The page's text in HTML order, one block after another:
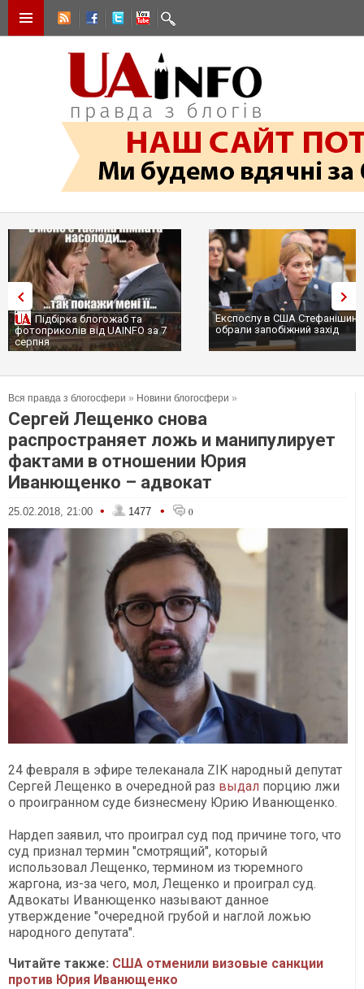
Підбірка блогожаб та
фотоприколів від UAINFO за 7
серпня
Експослу в США Стефанішиній
обрали запобіжний захід
Вся правда з блогосфери » Новини блогосфери »
Сергей Лещенко снова
распространяет ложь и манипулирует
фактами в отношении Юрия
Иванющенко – адвокат
25.02.2018, 21:00 • 1477 • 0
24 февраля в эфире телеканала ZIK народный депутат
Сергей Лещенко в очередной раз выдал порцию лжи
о проигранном суде бизнесмену Юрию Иванющенко.
Нардеп заявил, что проиграл суд под причине того, что
суд признал термин "смотрящий", который
использовал Лещенко, термином из тюремного
жаргона, из-за чего, мол, Лещенко и проиграл суд.
Адвокаты Иванющенко называют данное
утверждение "очередной грубой и наглой ложью
народного депутата".
Читайте также: США отменили визовые санкции
против Юрия Иванющенко